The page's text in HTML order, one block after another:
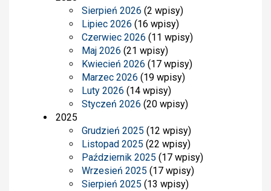
Sierpień 2026 (2 wpisy)
Lipiec 2026 (16 wpisy)
Czerwiec 2026 (11 wpisy)
Maj 2026 (21 wpisy)
Kwiecień 2026 (17 wpisy)
Marzec 2026 (19 wpisy)
Luty 2026 (14 wpisy)
Styczeń 2026 (20 wpisy)
2025
Grudzień 2025 (12 wpisy)
Listopad 2025 (22 wpisy)
Październik 2025 (17 wpisy)
Wrzesień 2025 (17 wpisy)
Sierpień 2025 (13 wpisy)